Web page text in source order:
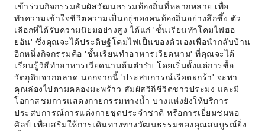
เข้าร่วมกิจกรรมสัมผัสวัฒนธรรมท้องถิ่นที่หลากหลาย เพื่อ
ทำความเข้าใจชีวิตความเป็นอยู่ของคนท้องถิ่นอย่างลึกซึ้ง ตัว
เลือกที่ได้รับความนิยมอย่างสูง ได้แก่ 'ชั้นเรียนทำโคมไฟฮอ
ยอัน' ซึ่งคุณจะได้ประดิษฐ์โคมไฟเป็นของตัวเองเพื่อนำกลับบ้าน
อีกหนึ่งกิจกรรมคือ 'ชั้นเรียนทำอาหารเวียดนาม' ที่คุณจะได้
เรียนรู้วิธีทำอาหารเวียดนามต้นตำรับ โดยเริ่มตั้งแต่การซื้อ
วัตถุดิบจากตลาด นอกจากนี้ 'ประสบการณ์เรือตะกร้า' จะพา
คุณล่องไปตามคลองมะพร้าว สัมผัสวิถีชีวิตชาวประมง และมี
โอกาสชมการแสดงกายกรรมทางน้ำ บางแห่งยังให้บริการ
ประสบการณ์การแต่งกายชุดประจำชาติ หรือการเยี่ยมชมหอ
ศิลป์ เพื่อเสริมให้การเดินทางทางวัฒนธรรมของคุณสมบูรณ์ยิ่ง